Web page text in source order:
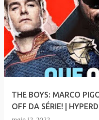
THE BOYS: MARCO
OFF DA SÉRIE! |